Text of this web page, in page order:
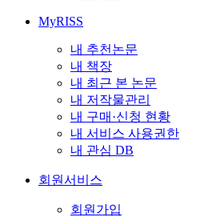
MyRISS
내 추천논문
내 책장
내 최근 본 논문
내 저작물관리
내 구매·신청 현황
내 서비스 사용권한
내 관심 DB
회원서비스
회원가입